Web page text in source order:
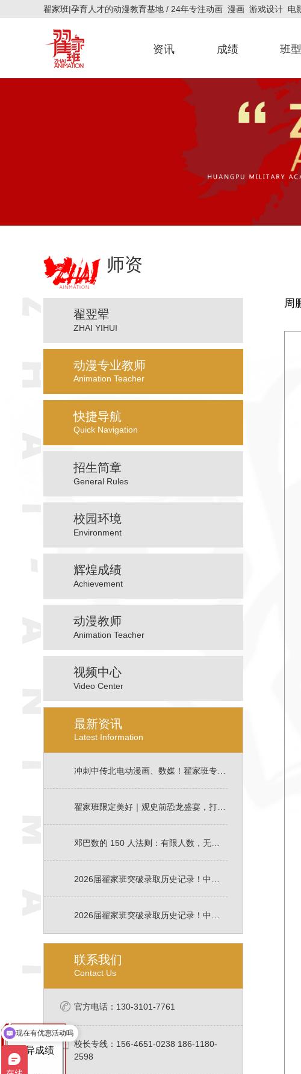
翟家班|孕育人才的动漫教育基地 / 24年专注动画 漫画 游戏设计 电
资讯 成绩 班型
师资
翟翌翚
ZHAI YIHUI
动漫专业教师
Animation Teacher
快捷导航
Quick Navigation
招生简章
General Rules
校园环境
Environment
辉煌成绩
Achievement
动漫教师
Animation Teacher
视频中心
Video Center
最新资讯
Latest Information
联系我们
Contact Us
官方电话：130-3101-7761
校长专线：156-4651-0238 186-1180-
2598
周
优异成绩
可以介绍下你们的班型么